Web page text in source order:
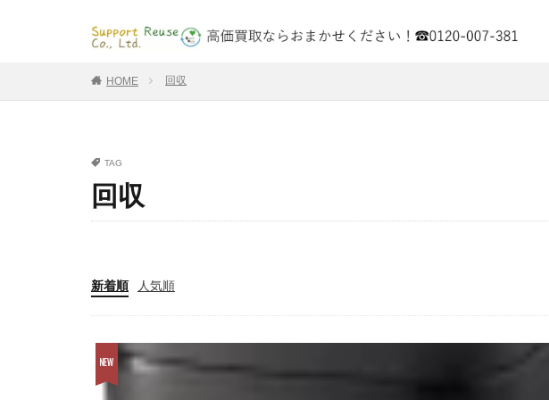
HOME 回収
TAG
回収
新着順 人気順